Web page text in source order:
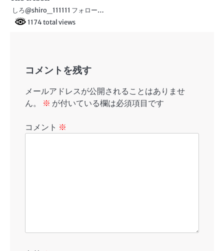
しろ@shiro_111111 フォロー…
1174 total views
コメントを残す
メールアドレスが公開されることはありませ
ん。
※ が付いている欄は必須項目です
コメント ※